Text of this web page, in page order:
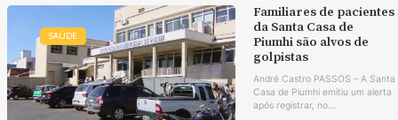
SAÚDE
Familiares de pacientes
da Santa Casa de
Piumhi são alvos de
golpistas
André Castro PASSOS – A Santa
Casa de Piumhi emitiu um alerta
após registrar, no...